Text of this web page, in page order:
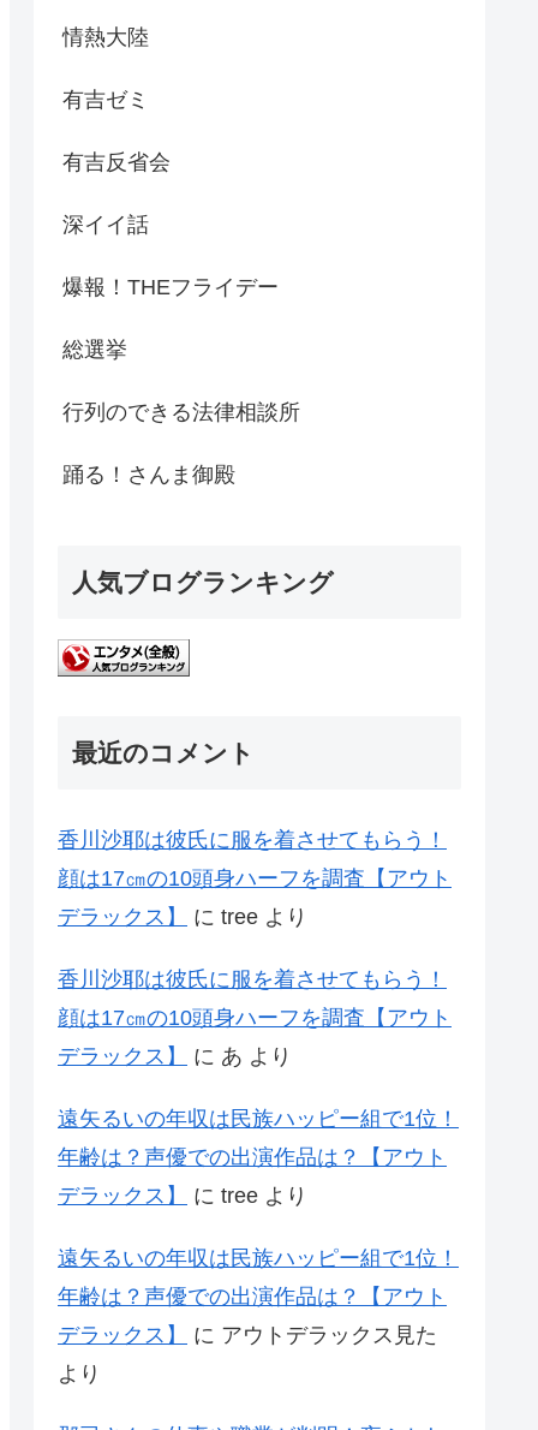
情熱大陸
有吉ゼミ
有吉反省会
深イイ話
爆報！THEフライデー
総選挙
行列のできる法律相談所
踊る！さんま御殿
人気ブログランキング
最近のコメント
香川沙耶は彼氏に服を着させてもらう！
顔は17㎝の10頭身ハーフを調査【アウト
デラックス】
に tree より
香川沙耶は彼氏に服を着させてもらう！
顔は17㎝の10頭身ハーフを調査【アウト
デラックス】
に あ より
遠矢るいの年収は民族ハッピー組で1位！
年齢は？声優での出演作品は？【アウト
デラックス】
に tree より
遠矢るいの年収は民族ハッピー組で1位！
年齢は？声優での出演作品は？【アウト
デラックス】
に アウトデラックス見た
より